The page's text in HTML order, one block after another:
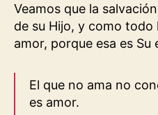
Veamos que la
de su Hijo, y como
amor, porque esa es Su
El que no ama no
es amor.